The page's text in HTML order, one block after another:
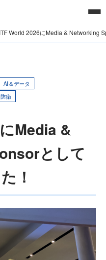
ITF World 2026にMedia & Networking
AI＆データ
衛
Media &
として
！